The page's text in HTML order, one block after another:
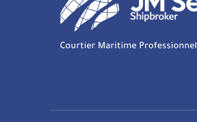
Courtier Maritime Professionnel